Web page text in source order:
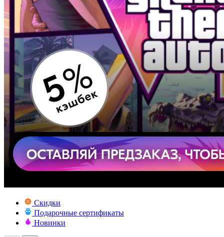
Скидки
Подарочные сертификаты
Новинки